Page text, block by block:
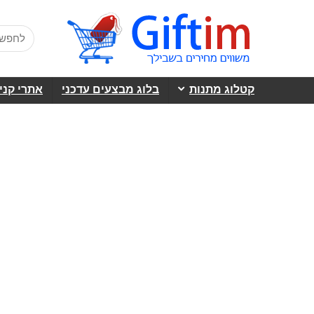
קטלוג מתנות בלוג מבצעים עדכני אתרי